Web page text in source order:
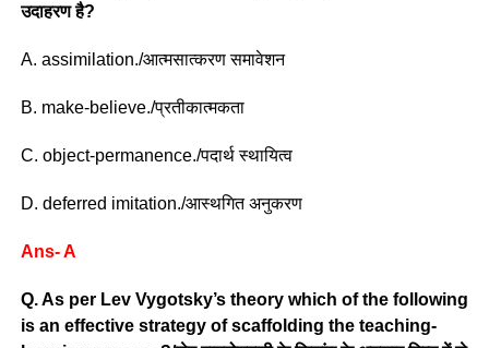
उदाहरण है?
A. assimilation./आत्मसात्करण समावेशन
B. make-believe./प्रतीकात्मकता
C. object-permanence./पदार्थ स्थायित्व
D. deferred imitation./आस्थगित अनुकरण
Ans- A
Q. As per Lev Vygotsky’s theory which of the following
is an effective strategy of scaffolding the teaching-